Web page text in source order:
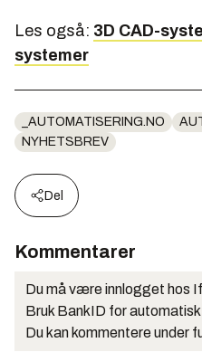
Les også: 3D CAD-
systemer
_AUTOMATISERING.NO
NYHETSBREV
Del
Kommentarer
Du må være innlogget hos
Bruk BankID for
Du kan kommentere under